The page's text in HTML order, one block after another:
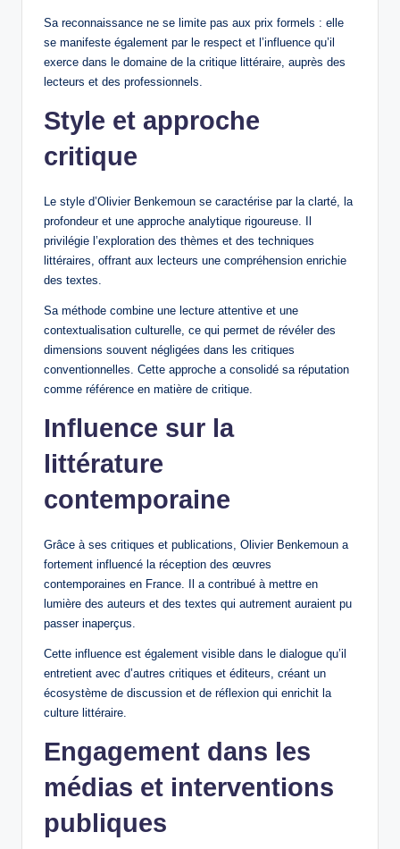
Sa reconnaissance ne se limite pas aux prix formels : elle
se manifeste également par le respect et l’influence qu’il
exerce dans le domaine de la critique littéraire, auprès des
lecteurs et des professionnels.
Style et approche
critique
Le style d’Olivier Benkemoun se caractérise par la clarté, la
profondeur et une approche analytique rigoureuse. Il
privilégie l’exploration des thèmes et des techniques
littéraires, offrant aux lecteurs une compréhension enrichie
des textes.
Sa méthode combine une lecture attentive et une
contextualisation culturelle, ce qui permet de révéler des
dimensions souvent négligées dans les critiques
conventionnelles. Cette approche a consolidé sa réputation
comme référence en matière de critique.
Influence sur la
littérature
contemporaine
Grâce à ses critiques et publications, Olivier Benkemoun a
fortement influencé la réception des œuvres
contemporaines en France. Il a contribué à mettre en
lumière des auteurs et des textes qui autrement auraient pu
passer inaperçus.
Cette influence est également visible dans le dialogue qu’il
entretient avec d’autres critiques et éditeurs, créant un
écosystème de discussion et de réflexion qui enrichit la
culture littéraire.
Engagement dans les
médias et interventions
publiques